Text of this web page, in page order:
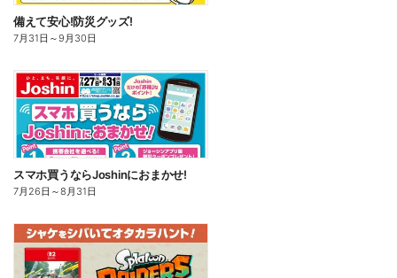
備えて安心!防災グッズ!
7月31日 ～9月30日
スマホ買うならJoshinにおまかせ!
7月26日 ～8月31日